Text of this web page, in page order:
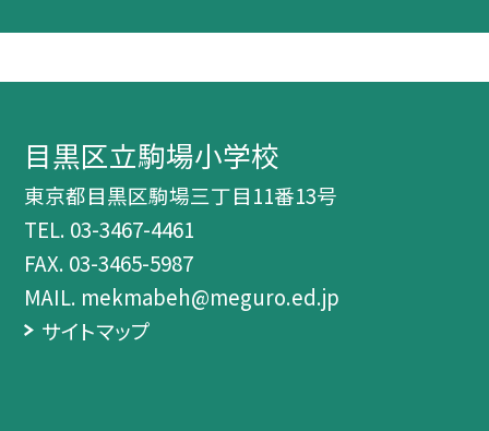
目黒区立駒場小学校
東京都目黒区駒場三丁目11番13号
TEL. 03-3467-4461
FAX. 03-3465-5987
MAIL. mekmabeh@meguro.ed.jp
サイトマップ